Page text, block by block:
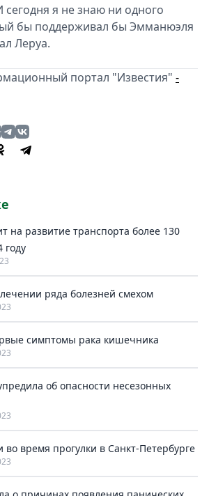
я не знаю ни одного
бы поддерживал бы Эмманюэля
Леруа.
портал "Известия" -
на развитиe транспорта болee 130
году
ряда болезней смехом
симптомы рака кишечника
об опасности несезонных
во время прогулки в Санкт-Петербурге